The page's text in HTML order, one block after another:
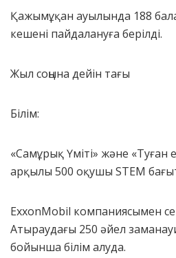
Қажымұқан ауылында 188
кешені пайдалануға берілді.
Жыл соңына дейін тағы
Білім:
«Самұрық Үміті» және «Туған
арқылы 500 оқушы STEM
ExxonMobil компаниясымен
Атыраудағы 250 әйел
бойынша білім алуда.